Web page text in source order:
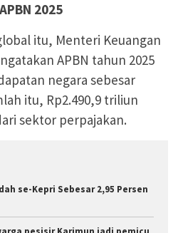
2025
itu, Menteri Keuangan
APBN tahun 2025
negara sebesar
itu, Rp2.490,9 triliun
sektor perpajakan.
se-Kepri Sebesar 2,95 Persen